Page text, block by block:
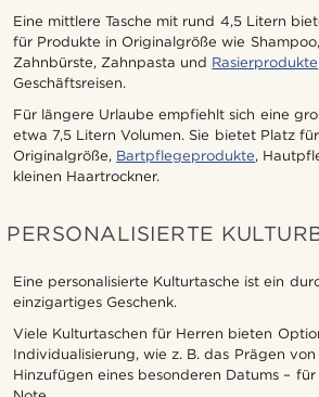
Eine mittlere Tasche mit rund 4,5 Litern
für Produkte in Originalgröße wie
Zahnbürste, Zahnpasta und Rasierprodukte
Geschäftsreisen.
Für längere Urlaube empfiehlt sich eine
etwa 7,5 Litern Volumen. Sie bietet Platz
Originalgröße, Bartpflegeprodukte,
kleinen Haartrockner.
PERSONALISIERTE
Eine personalisierte Kulturtasche ist ein
einzigartiges Geschenk.
Viele Kulturtaschen für Herren bieten
Individualisierung, wie z. B. das Prägen
Hinzufügen eines besonderen Datums –